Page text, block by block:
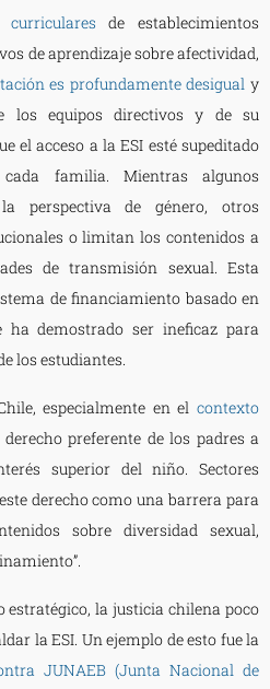
de establecimientos
de aprendizaje sobre afectividad,
es profundamente desigual y
los equipos directivos y de su
el acceso a la ESI esté supeditado
familia. Mientras algunos
perspectiva de género, otros
o limitan los contenidos a
de transmisión sexual. Esta
de financiamiento basado en
ha demostrado ser ineficaz para
los estudiantes.
especialmente en el contexto
preferente de los padres a
superior del niño. Sectores
derecho como una barrera para
sobre diversidad sexual,
la justicia chilena poco
la ESI. Un ejemplo de esto fue la
JUNAEB (Junta Nacional de